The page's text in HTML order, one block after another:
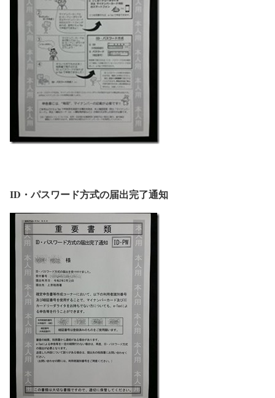
ID・パスワード方式の届出完了通知